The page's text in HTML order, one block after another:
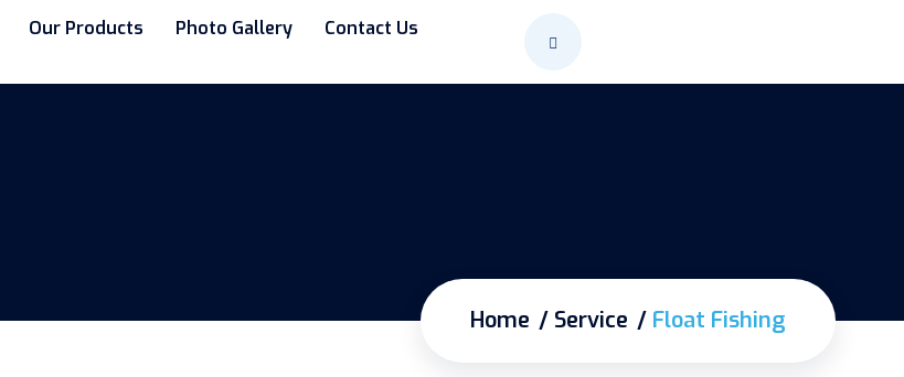
Our Products Photo Gallery Contact Us
Home Service Float Fishing